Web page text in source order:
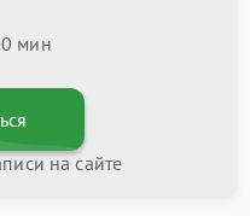
мин
на сайте